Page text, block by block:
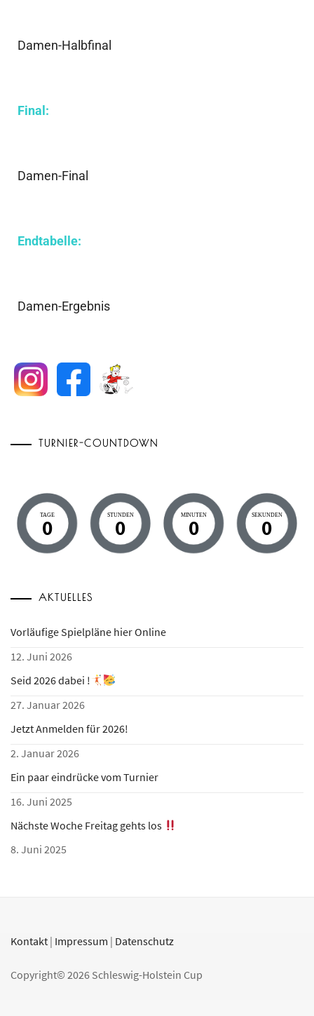
Damen-Halbfinal
Final:
Damen-Final
Endtabelle:
Damen-Ergebnis
TURNIER-COUNTDOWN
TAGE
0
STUNDEN
0
MINUTEN
0
SEKUNDEN
0
AKTUELLES
Vorläufige Spielpläne hier Online
12. Juni 2026
Seid 2026 dabei !
27. Januar 2026
Jetzt Anmelden für 2026!
2. Januar 2026
Ein paar eindrücke vom Turnier
16. Juni 2025
Nächste Woche Freitag gehts los
8. Juni 2025
Kontakt | Impressum | Datenschutz
Copyright© 2026 Schleswig-Holstein Cup